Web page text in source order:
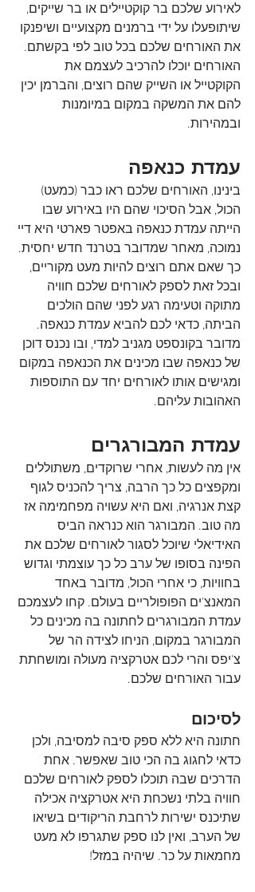
לאירוע שלכם בר קוקטיילים או בר שייקים,
שיתופעלו על ידי ברמנים מקצועיים ושיפנקו
את האורחים שלכם בכל טוב לפי בקשתם.
האורחים יוכלו להרכיב לעצמם את
הקוקטייל או השייק שהם רוצים, והברמן יכין
להם את המשקה במקום במיומנות
ובמהירות.
עמדת כנאפה
בינינו, האורחים שלכם ראו כבר (כמעט)
הכול, אבל הסיכוי שהם היו באירוע שבו
הייתה עמדת כנאפה באפטר פארטי היא דיי
נמוכה, מאחר שמדובר בטרנד חדש יחסית.
כך שאם אתם רוצים להיות מעט מקוריים,
ובכל זאת לספק לאורחים שלכם חוויה
מתוקה וטעימה רגע לפני שהם הולכים
הביתה, כדאי לכם להביא עמדת כנאפה.
מדובר בקונספט מגניב למדי, ובו נכנס דוכן
של כנאפה שבו מכינים את הכנאפה במקום
ומגישים אותו לאורחים יחד עם התוספות
האהובות עליהם.
עמדת המבורגרים
אין מה לעשות, אחרי שרוקדים, משתוללים
ומקפצים כל כך הרבה, צריך להכניס לגוף
קצת אנרגיה, ואם היא עשויה מפחמימה אז
מה טוב. המבורגר הוא כנראה הביס
האידיאלי שיוכל לסגור לאורחים שלכם את
הפינה בסופו של ערב כל כך עוצמתי וגדוש
בחוויות, כי אחרי הכול, מדובר באחד
המאנצ'ים הפופולריים בעולם. קחו לעצמכם
עמדת המבורגרים לחתונה בה מכינים כל
המבורגר במקום, הניחו לצידה הר של
צ'יפס והרי לכם אטרקציה מעולה ומושחתת
עבור האורחים שלכם.
לסיכום
חתונה היא ללא ספק סיבה למסיבה, ולכן
כדאי לחגוג בה הכי טוב שאפשר. אחת
הדרכים שבה תוכלו לספק לאורחים שלכם
חוויה בלתי נשכחת היא אטרקציה אכילה
שתיכנס ישירות לרחבת הריקודים בשיאו
של הערב, ואין לנו ספק שתגרפו לא מעט
מחמאות על כך. שיהיה במזל!